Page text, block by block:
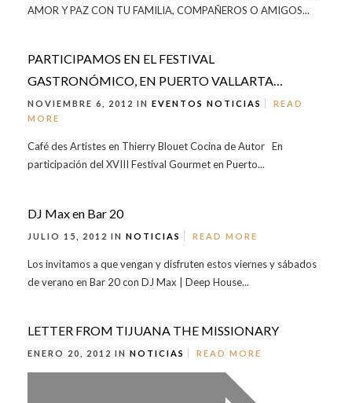
AMOR Y PAZ CON TU FAMILIA, COMPAÑEROS O AMIGOS...
PARTICIPAMOS EN EL FESTIVAL
GASTRONÓMICO, EN PUERTO VALLARTA…
NOVIEMBRE 6, 2012 IN EVENTOS NOTICIAS
READ
MORE
Café des Artistes en Thierry Blouet Cocina de Autor En
participación del XVIII Festival Gourmet en Puerto...
DJ Max en Bar 20
JULIO 15, 2012 IN NOTICIAS READ MORE
Los invitamos a que vengan y disfruten estos viernes y sábados
de verano en Bar 20 con DJ Max | Deep House...
LETTER FROM TIJUANA THE MISSIONARY
ENERO 20, 2012 IN NOTICIAS READ MORE